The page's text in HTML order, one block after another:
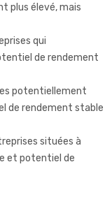
plus élevé, mais
qui
de rendement
potentiellement
de rendement stable
situées à
et potentiel de